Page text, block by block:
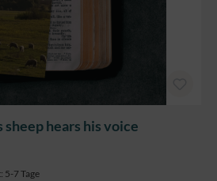
sheep hears his voice
5-7 Tage